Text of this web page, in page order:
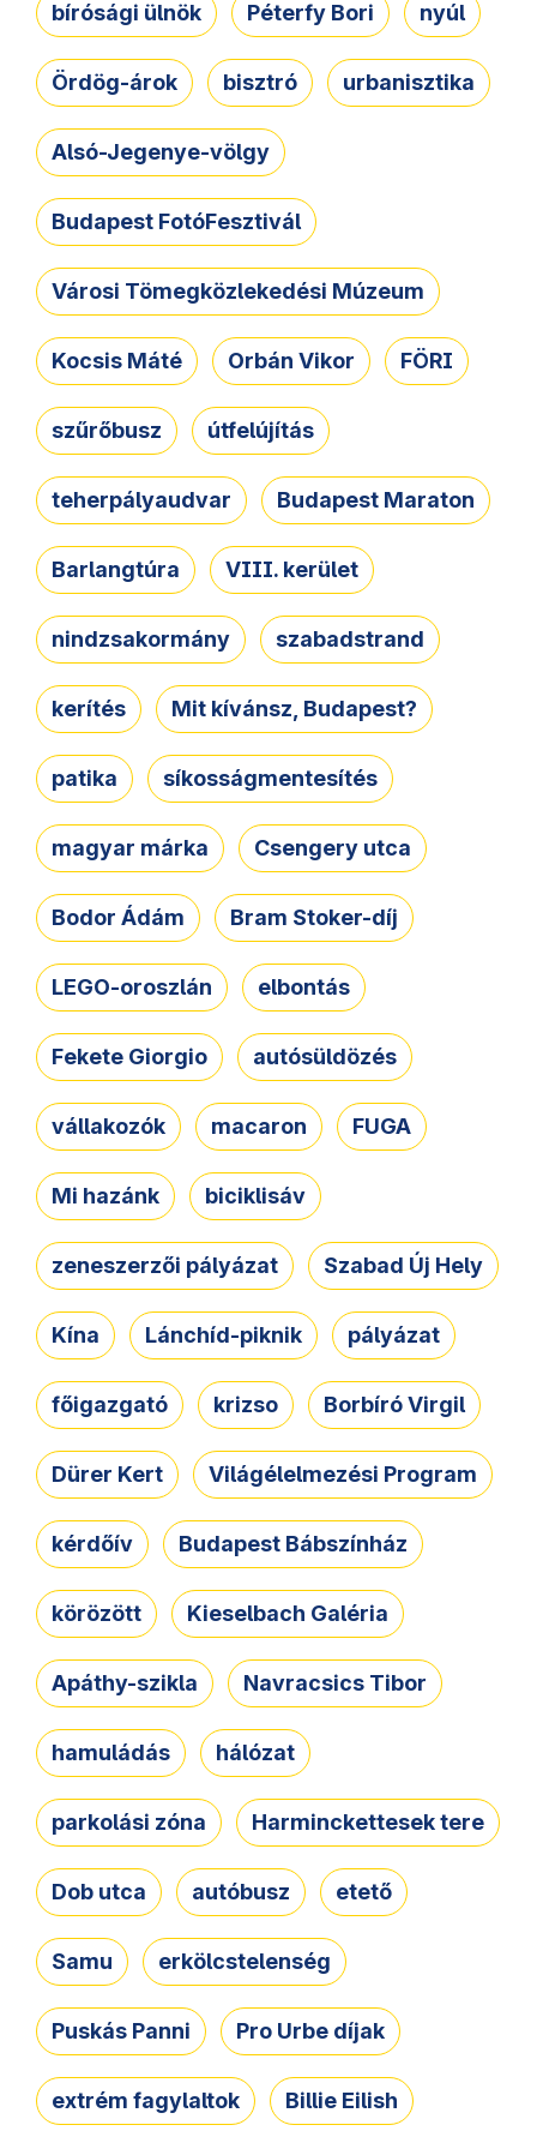
bírósági ülnök Péterfy Bori nyúl
Ördög-árok bisztró urbanisztika
Alsó-Jegenye-völgy
Budapest FotóFesztivál
Városi Tömegközlekedési Múzeum
Kocsis Máté Orbán Vikor FÖRI
szűrőbusz útfelújítás
teherpályaudvar Budapest Maraton
Barlangtúra VIII. kerület
nindzsakormány szabadstrand
kerítés Mit kívánsz, Budapest?
patika síkosságmentesítés
magyar márka Csengery utca
Bodor Ádám Bram Stoker-díj
LEGO-oroszlán elbontás
Fekete Giorgio autósüldözés
vállakozók macaron FUGA
Mi hazánk biciklisáv
zeneszerzői pályázat Szabad Új Hely
Kína Lánchíd-piknik pályázat
főigazgató krizso Borbíró Virgil
Dürer Kert Világélelmezési Program
kérdőív Budapest Bábszínház
körözött Kieselbach Galéria
Apáthy-szikla Navracsics Tibor
hamuládás hálózat
parkolási zóna Harminckettesek tere
Dob utca autóbusz etető
Samu erkölcstelenség
Puskás Panni Pro Urbe díjak
extrém fagylaltok Billie Eilish